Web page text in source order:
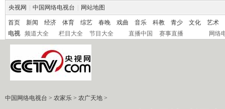
央视网 中国网络电视台 网站地图
首页 新闻 经济 体育 综艺 春晚 戏曲 音乐 科教 青少 文化
艺术
电视
频道大全 栏目大全 节目大全 直播中国 赛事直播 网络
中国网络电视台 > 农家乐 > 农广天地 >